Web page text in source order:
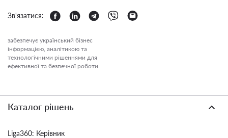
Зв'язатися:
забезпечує український бізнес
інформацією, аналітикою та
технологічними рішеннями для
ефективної та безпечної роботи.
Каталог рішень
Liga360: Керівник